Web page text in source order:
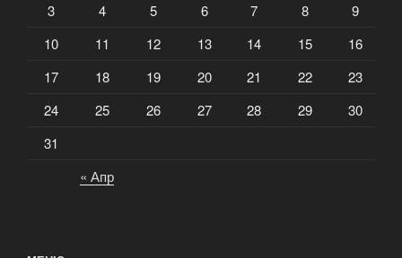
3
4 5 6 7 8
9
10
11 12 13 14 15
16
17
18 19 20 21 22
23
24
25 26 27 28 29
30
31
« Апр